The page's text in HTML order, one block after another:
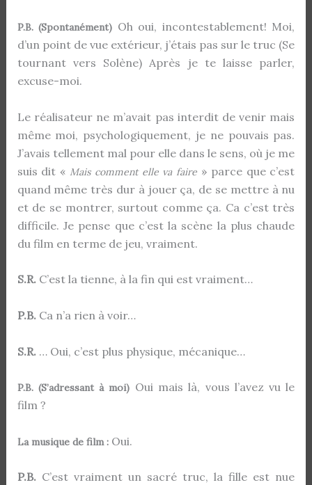
P.B. (Spontanément) Oh oui, incontestablement! Moi,
d’un point de vue extérieur, j’étais pas sur le truc (Se
tournant vers Solène) Après je te laisse parler,
excuse-moi.
Le réalisateur ne m’avait pas interdit de venir mais
même moi, psychologiquement, je ne pouvais pas.
J’avais tellement mal pour elle dans le sens, où je me
suis dit « Mais comment elle va faire » parce que c’est
quand même très dur à jouer ça, de se mettre à nu
et de se montrer, surtout comme ça. Ca c’est très
difficile. Je pense que c’est la scène la plus chaude
du film en terme de jeu, vraiment.
S.R. C’est la tienne, à la fin qui est vraiment…
P.B. Ca n’a rien à voir…
S.R. … Oui, c’est plus physique, mécanique…
P.B. (S’adressant à moi) Oui mais là, vous l’avez vu le
film ?
La musique de film : Oui.
P.B. C’est vraiment un sacré truc, la fille est nue